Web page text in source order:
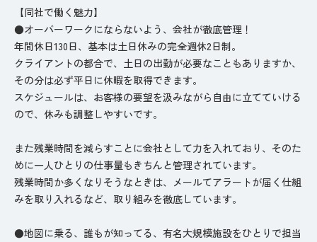
【同社で働く魅力】
●オーバーワークにならないよう、会社が徹底管理！
年間休日130日、基本は土日休みの完全週休2日制。
クライアントの都合で、土日の出勤が必要なこともありますか、
その分は必ず平日に休暇を取得できます。
スケジュールは、お客様の要望を汲みながら自由に立てていける
ので、休みも調整しやすいです。
また残業時間を減らすことに会社として力を入れており、そのた
めに一人ひとりの仕事量もきちんと管理されています。
残業時間か多くなりそうなときは、メールてアラートが届く仕組
みを取り入れるなど、取り組みを徹底しています。
●地図に乗る、誰もが知ってる、有名大規模施設をひとりで担当